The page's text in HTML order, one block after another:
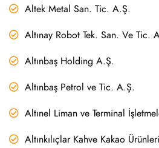
Altek Metal San. Tic. A.Ş.
Altınay Robot Tek. San. Ve Tic.
Altınbaş Holding A.Ş.
Altınbaş Petrol ve Tic. A.Ş.
Altınel Liman ve Terminal
Altınkılıçlar Kahve Kakao